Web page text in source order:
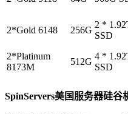
2*Gold 6148 256G
2 *
SSD
2*Platinum
8173M
512G
4 *
SSD
SpinServers美国服务器硅谷